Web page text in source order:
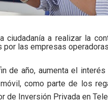
comparte su
operadoras están
remesas a Venezuela
nuevo gobierno
construcción de vías
ciudadanía a realizar la
las empresas
de año, aumenta el
como parte de los
de Inversión Privada en